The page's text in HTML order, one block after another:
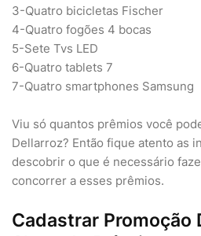
3-Quatro bicicletas Fischer
4-Quatro fogões 4 bocas
5-Sete Tvs LED
6-Quatro tablets 7
7-Quatro smartphones Samsung
Viu só quantos prêmios você
Dellarroz? Então fique atento as
descobrir o que é necessário
concorrer a esses prêmios.
Cadastrar Promoção